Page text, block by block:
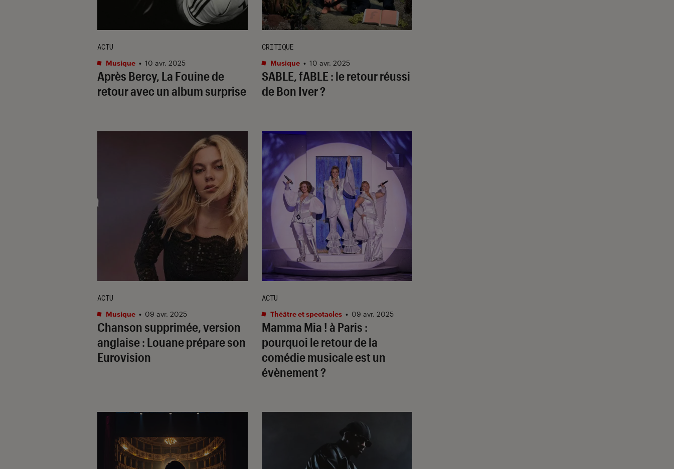
Après Bercy, La Fouine de
retour avec un album surprise
ACTU
Musique • 10 avr. 2025
SABLE, fABLE: le retour réussi
de Bon Iver ?
CRITIQUE
Musique • 10 avr. 2025
Chanson supprimée, version
anglaise : Louane prépare son
Eurovision
ACTU
Musique • 09 avr. 2025
Mamma Mia ! à Paris :
pourquoi le retour de la
comédie musicale est un
évènement ?
ACTU
Théâtre et spectacles • 09 avr. 2025